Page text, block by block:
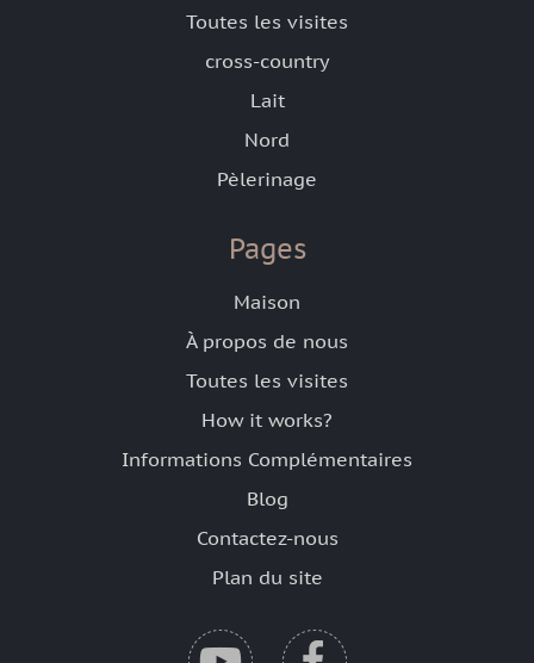
Toutes les visites
cross-country
Lait
Nord
Pèlerinage
Pages
Maison
À propos de nous
Toutes les visites
How it works?
Informations Complémentaires
Blog
Contactez-nous
Plan du site